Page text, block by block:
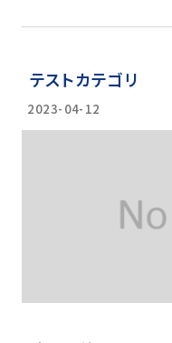
テストカテゴリ
2023-04-12